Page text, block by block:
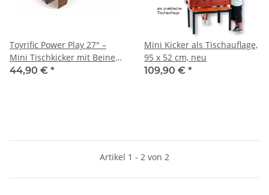
Toyrific Power Play 27" –
Mini Tischkicker mit Beinen
für Kinder
44,90 € *
Mini Kicker als Tischauflage,
95 x 52 cm, neu
109,90 € *
Artikel 1 - 2 von 2